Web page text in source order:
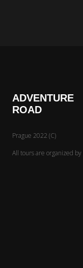
ADVENTURE
ROAD
Prague 2022 (C)
All tours are organized by